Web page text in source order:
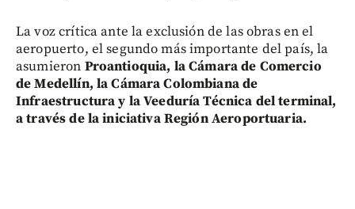
La voz crítica ante la exclusión de las obras en el
aeropuerto, el segundo más importante del país, la
asumieron Proantioquia, la Cámara de Comercio
de Medellín, la Cámara Colombiana de
Infraestructura y la Veeduría Técnica del terminal,
a través de la iniciativa Región Aeroportuaria.